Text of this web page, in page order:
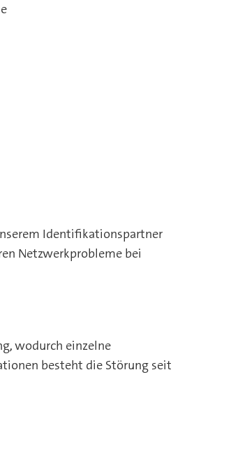
Identifikationspartner
Netzwerkprobleme bei
wodurch einzelne
besteht die Störung seit